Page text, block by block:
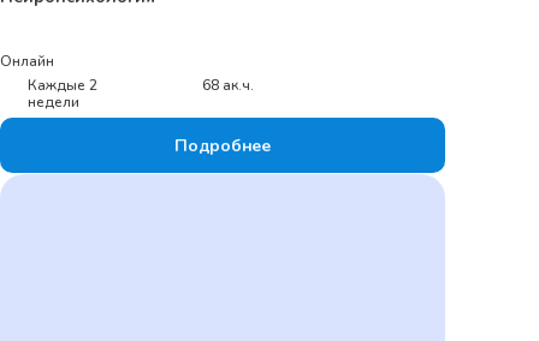
Подробнее
68 ак.ч.
Каждые 2
недели
Онлайн